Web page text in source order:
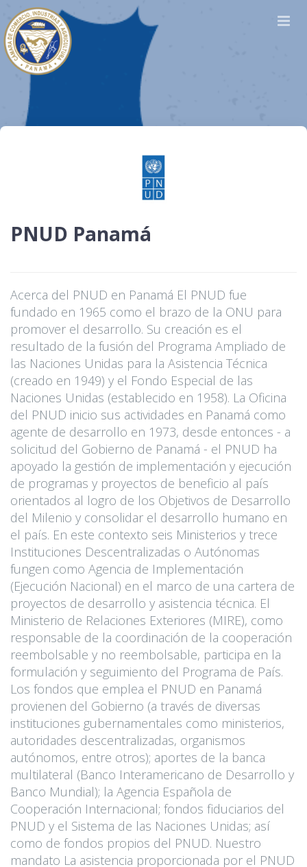
PNUD Panamá
Acerca del PNUD en Panamá El PNUD fue
fundado en 1965 como el brazo de la ONU para
promover el desarrollo. Su creación es el
resultado de la fusión del Programa Ampliado de
las Naciones Unidas para la Asistencia Técnica
(creado en 1949) y el Fondo Especial de las
Naciones Unidas (establecido en 1958). La Oficina
del PNUD inicio sus actividades en Panamá como
agente de desarrollo en 1973, desde entonces - a
solicitud del Gobierno de Panamá - el PNUD ha
apoyado la gestión de implementación y ejecución
de programas y proyectos de beneficio al país
orientados al logro de los Objetivos de Desarrollo
del Milenio y consolidar el desarrollo humano en
el país. En este contexto seis Ministerios y trece
Instituciones Descentralizadas o Autónomas
fungen como Agencia de Implementación
(Ejecución Nacional) en el marco de una cartera de
proyectos de desarrollo y asistencia técnica. El
Ministerio de Relaciones Exteriores (MIRE), como
responsable de la coordinación de la cooperación
reembolsable y no reembolsable, participa en la
formulación y seguimiento del Programa de País.
Los fondos que emplea el PNUD en Panamá
provienen del Gobierno (a través de diversas
instituciones gubernamentales como ministerios,
autoridades descentralizadas, organismos
autónomos, entre otros); aportes de la banca
multilateral (Banco Interamericano de Desarrollo y
Banco Mundial); la Agencia Española de
Cooperación Internacional; fondos fiduciarios del
PNUD y el Sistema de las Naciones Unidas; así
como de fondos propios del PNUD. Nuestro
mandato La asistencia proporcionada por el PNUD